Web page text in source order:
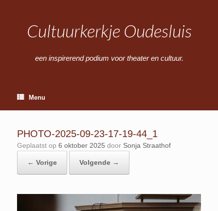
Cultuurkerkje Oudesluis
een inspirerend podium voor theater en cultuur.
Menu
PHOTO-2025-09-23-17-19-44_1
Geplaatst op 6 oktober 2025 door Sonja Straathof
← Vorige Volgende →